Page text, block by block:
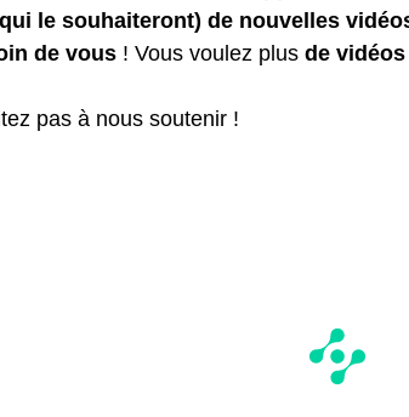
le souhaiteront) de nouvelles
de vous ! Vous voulez plus de
pas à nous soutenir !